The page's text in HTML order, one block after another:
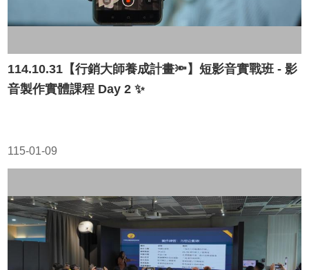
114.10.31【行銷大師養成計畫🔦】短影音實戰班 - 影
音製作實體課程 Day 2 ✨
115-01-09